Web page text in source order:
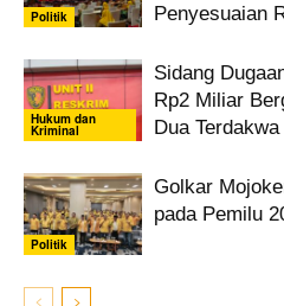
Politik
Penyesuaian
Hukum dan
Kriminal
Sidang
Rp2 Miliar
Dua
Politik
Golkar
pada Pemilu